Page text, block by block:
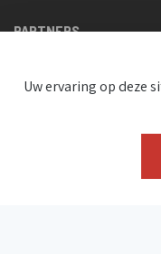
PARTNERS
© JazzInBelgium 2026 (
Uw ervaring op deze